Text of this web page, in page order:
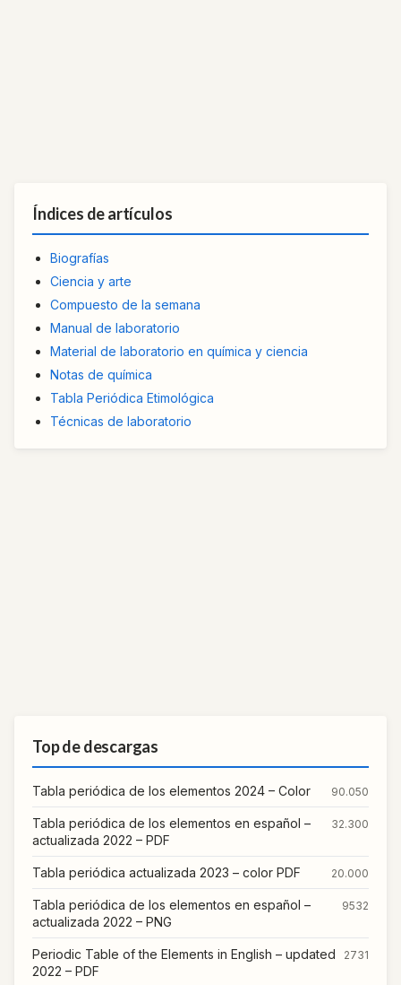
Índices de artículos
Biografías
Ciencia y arte
Compuesto de la semana
Manual de laboratorio
Material de laboratorio en química y ciencia
Notas de química
Tabla Periódica Etimológica
Técnicas de laboratorio
Top de descargas
Tabla periódica de los elementos 2024 – Color 90.050
Tabla periódica de los elementos en español –
actualizada 2022 – PDF
32.300
Tabla periódica actualizada 2023 – color PDF 20.000
Tabla periódica de los elementos en español –
actualizada 2022 – PNG
9532
Periodic Table of the Elements in English – updated
2022 – PDF
2731